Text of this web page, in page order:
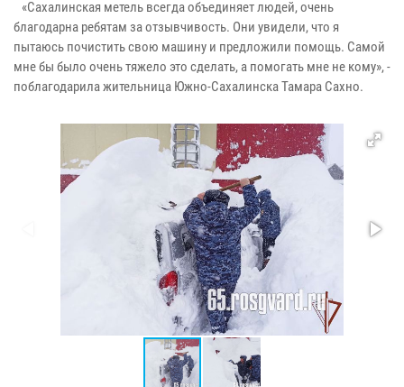
«Сахалинская метель всегда объединяет людей, очень
благодарна ребятам за отзывчивость. Они увидели, что я
пытаюсь почистить свою машину и предложили помощь. Самой
мне бы было очень тяжело это сделать, а помогать мне не кому», -
поблагодарила жительница Южно-Сахалинска Тамара Сахно.